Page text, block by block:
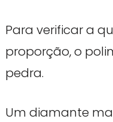
Para verificar a
proporção, o
pedra.
Um diamante